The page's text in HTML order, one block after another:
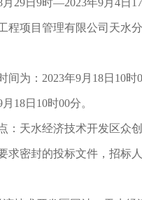
29日9时—2023年9月4日
程项目管理有限公司天水
为：2023年9月18日10时
18日10时00分。
：天水经济技术开发区众
求密封的投标文件，招标